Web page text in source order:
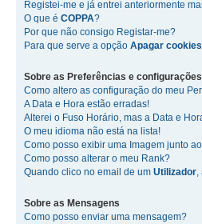
Registei-me e já entrei anteriormente
O que é COPPA?
Por que não consigo Registar-me?
Para que serve a opção Apagar cookies
Sobre as Preferências e
Como altero as configuração do meu
A Data e Hora estão erradas!
Alterei o Fuso Horário, mas a Data e
O meu idioma não está na lista!
Como posso exibir uma Imagem junto
Como posso alterar o meu Rank?
Quando clico no email de um Utilizador,
Sobre as Mensagens
Como posso enviar uma mensagem?